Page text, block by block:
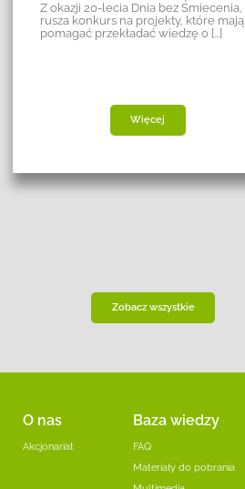
Z okazji 20-lecia Dnia bez Śmiecenia,
rusza konkurs na projekty, które mają
pomagać przekładać wiedzę o […]
Więcej
Zobacz wszystkie
O nas
Akcjonariat
Baza wiedzy
FAQ
Materiały do pobrania